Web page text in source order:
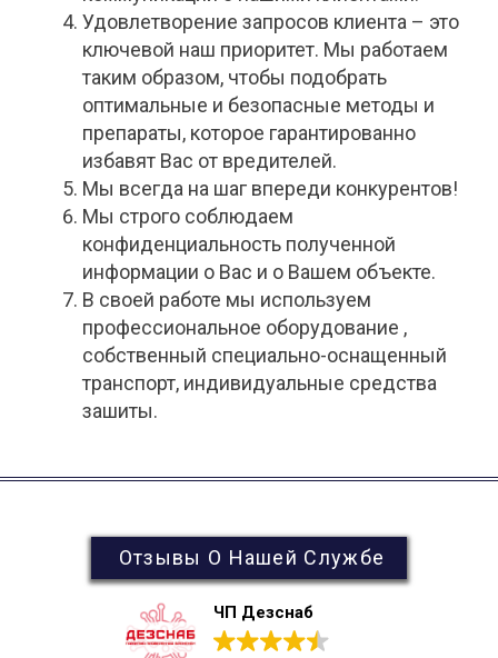
Удовлетворение запросов клиента – это
ключевой наш приоритет. Мы работаем
таким образом, чтобы подобрать
оптимальные и безопасные методы и
препараты, которое гарантированно
избавят Вас от вредителей.
Мы всегда на шаг впереди конкурентов!
Мы строго соблюдаем
конфиденциальность полученной
информации о Вас и о Вашем объекте.
В своей работе мы используем
профессиональное оборудование ,
собственный специально-оснащенный
транспорт, индивидуальные средства
зашиты.
Отзывы О Нашей Службе
ЧП Дезснаб